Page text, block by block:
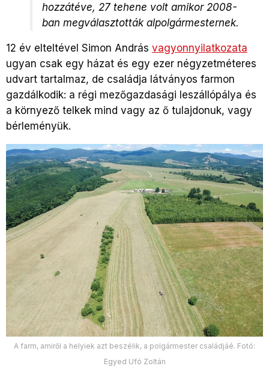
hozzátéve, 27 tehene volt amikor 2008-
ban megválasztották alpolgármesternek.
12 év elteltével Simon András vagyonnyilatkozata
ugyan csak egy házat és egy ezer négyzetméteres
udvart tartalmaz, de családja látványos farmon
gazdálkodik: a régi mezőgazdasági leszállópálya és
a környező telkek mind vagy az ő tulajdonuk, vagy
bérleményük.
A farm, amiről a helyiek azt beszélik, a polgármester családjáé. Fotó:
Egyed Ufó Zoltán